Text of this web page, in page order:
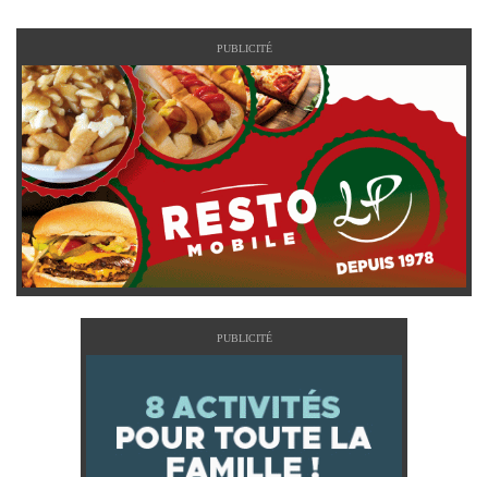
PUBLICITÉ
PUBLICITÉ